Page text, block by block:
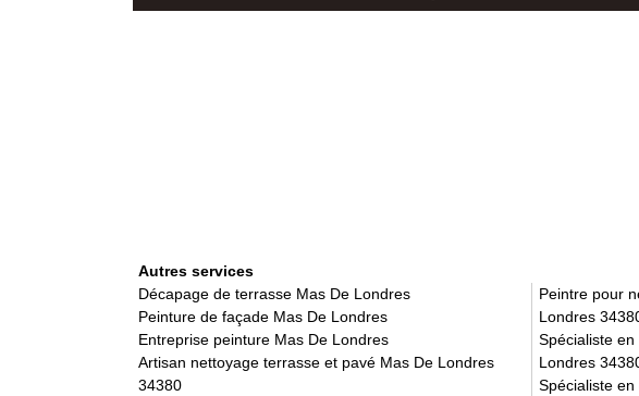
Autres services
Décapage de terrasse Mas De Londres
Peinture de façade Mas De Londres
Entreprise peinture Mas De Londres
Artisan nettoyage terrasse et pavé Mas De Londres
34380
Peintre pour
Londres
Spécialiste
Londres
Spécialiste